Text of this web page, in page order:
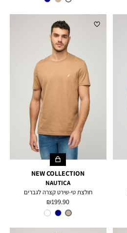
GREEN
NEW COLLECTION
NAUTICA
חולצת טי-שירט קצרה לגברים
מחיר
מוצר
199.90 ₪
צבע
TAN